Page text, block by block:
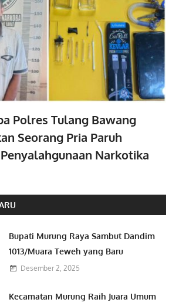
Polres Tulang Bawang
Seorang Pria Paruh
Narkotika
Bupati Murung Raya Sambut Dandim
1013/Muara Teweh yang Baru
Desember 2, 2025
Kecamatan Murung Raih Juara Umum